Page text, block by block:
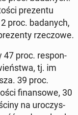
prezen­tu
proc. badanych,
rzec­zowe.
47 proc. re­spon­
tj. im
39 proc.
fi­nan­sowe, 30
na uroczys­